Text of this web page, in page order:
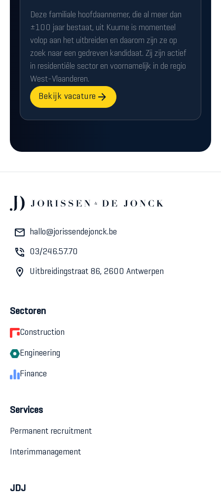
Deze familiale hoofdaannemer, die al meer dan
±100 jaar bestaat, uit Kuurne is momenteel
volop aan het uitbreiden en daarom zijn ze op
zoek naar een gedreven kandidaat. Zij zijn actief
in residentiële sector en voornamelijk in de regio
West-Vlaanderen.
Bekijk vacature
hallo@jorissendejonck.be
03/246.57.70
Uitbreidingstraat 86, 2600 Antwerpen
Sectoren
Construction
Engineering
Finance
Services
Permanent recruitment
Interimmanagement
JDJ